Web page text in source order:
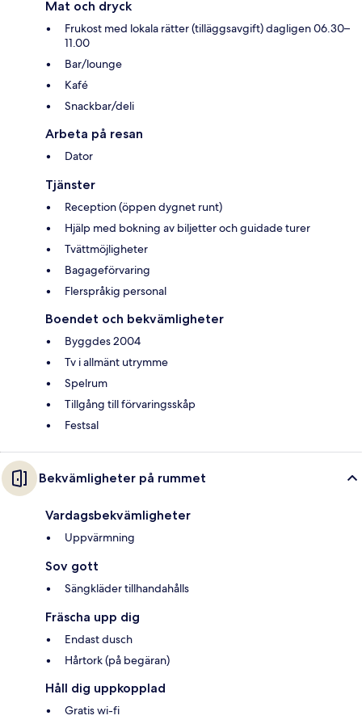
Mat och dryck
Frukost med lokala rätter (tilläggsavgift) dagligen 06.30–
11.00
Bar/lounge
Kafé
Snackbar/deli
Arbeta på resan
Dator
Tjänster
Reception (öppen dygnet runt)
Hjälp med bokning av biljetter och guidade turer
Tvättmöjligheter
Bagageförvaring
Flerspråkig personal
Boendet och bekvämligheter
Byggdes 2004
Tv i allmänt utrymme
Spelrum
Tillgång till förvaringsskåp
Festsal
Bekvämligheter på rummet
Vardagsbekvämligheter
Uppvärmning
Sov gott
Sängkläder tillhandahålls
Fräscha upp dig
Endast dusch
Hårtork (på begäran)
Håll dig uppkopplad
Gratis wi-fi